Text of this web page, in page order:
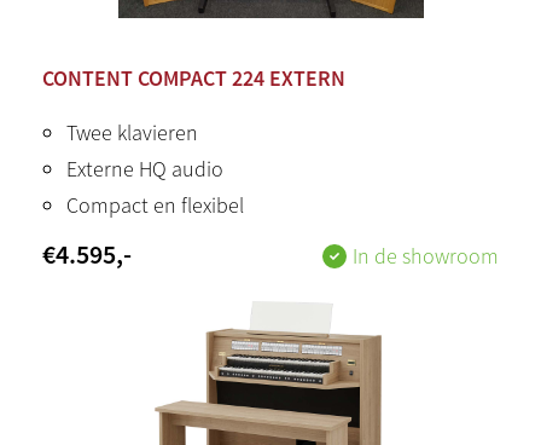
CONTENT COMPACT 224 EXTERN
Twee klavieren
Externe HQ audio
Compact en flexibel
€4.595,- In de showroom